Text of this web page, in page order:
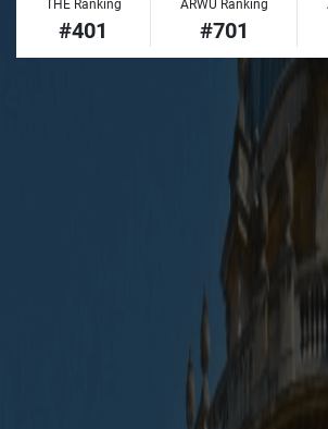
THE Ranking
#401
ARWU Ranking
#701